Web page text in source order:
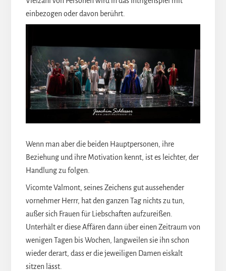
einbezogen oder davon berührt.
Wenn man aber die beiden Hauptpersonen, ihre
Beziehung und ihre Motivation kennt, ist es leichter, der
Handlung zu folgen.
Vicomte Valmont, seines Zeichens gut aussehender
vornehmer Herrr, hat den ganzen Tag nichts zu tun,
außer sich Frauen für Liebschaften aufzureißen.
Unterhält er diese Affären dann über einen Zeitraum von
wenigen Tagen bis Wochen, langweilen sie ihn schon
wieder derart, dass er die jeweiligen Damen eiskalt
sitzen lässt.